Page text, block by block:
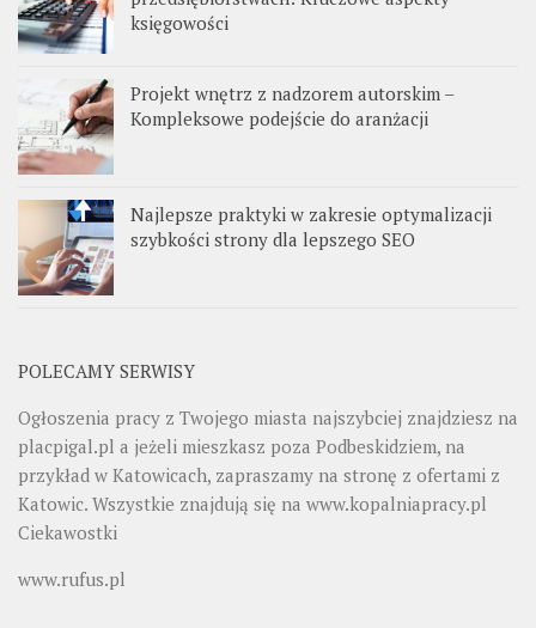
księgowości
Projekt wnętrz z nadzorem autorskim –
Kompleksowe podejście do aranżacji
Najlepsze praktyki w zakresie optymalizacji
szybkości strony dla lepszego SEO
POLECAMY SERWISY
Ogłoszenia pracy z Twojego miasta najszybciej znajdziesz na
placpigal.pl a jeżeli mieszkasz poza Podbeskidziem, na
przykład w Katowicach, zapraszamy na stronę z ofertami z
Katowic. Wszystkie znajdują się na www.kopalniapracy.pl
Ciekawostki
www.rufus.pl